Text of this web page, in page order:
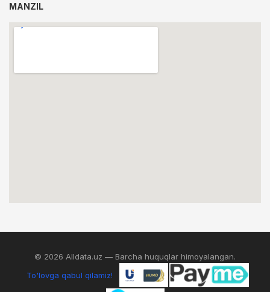
MANZIL
© 2026 Alldata.uz — Barcha huquqlar himoyalangan.
To'lovga qabul qilamiz!